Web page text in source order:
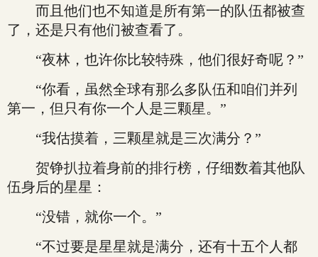
而且他们也不知道是所有第一的队伍都被查
了，还是只有他们被查看了。
“夜林，也许你比较特殊，他们很好奇呢？”
“你看，虽然全球有那么多队伍和咱们并列
第一，但只有你一个人是三颗星。”
“我估摸着，三颗星就是三次满分？”
贺铮扒拉着身前的排行榜，仔细数着其他队
伍身后的星星：
“没错，就你一个。”
“不过要是星星就是满分，还有十五个人都